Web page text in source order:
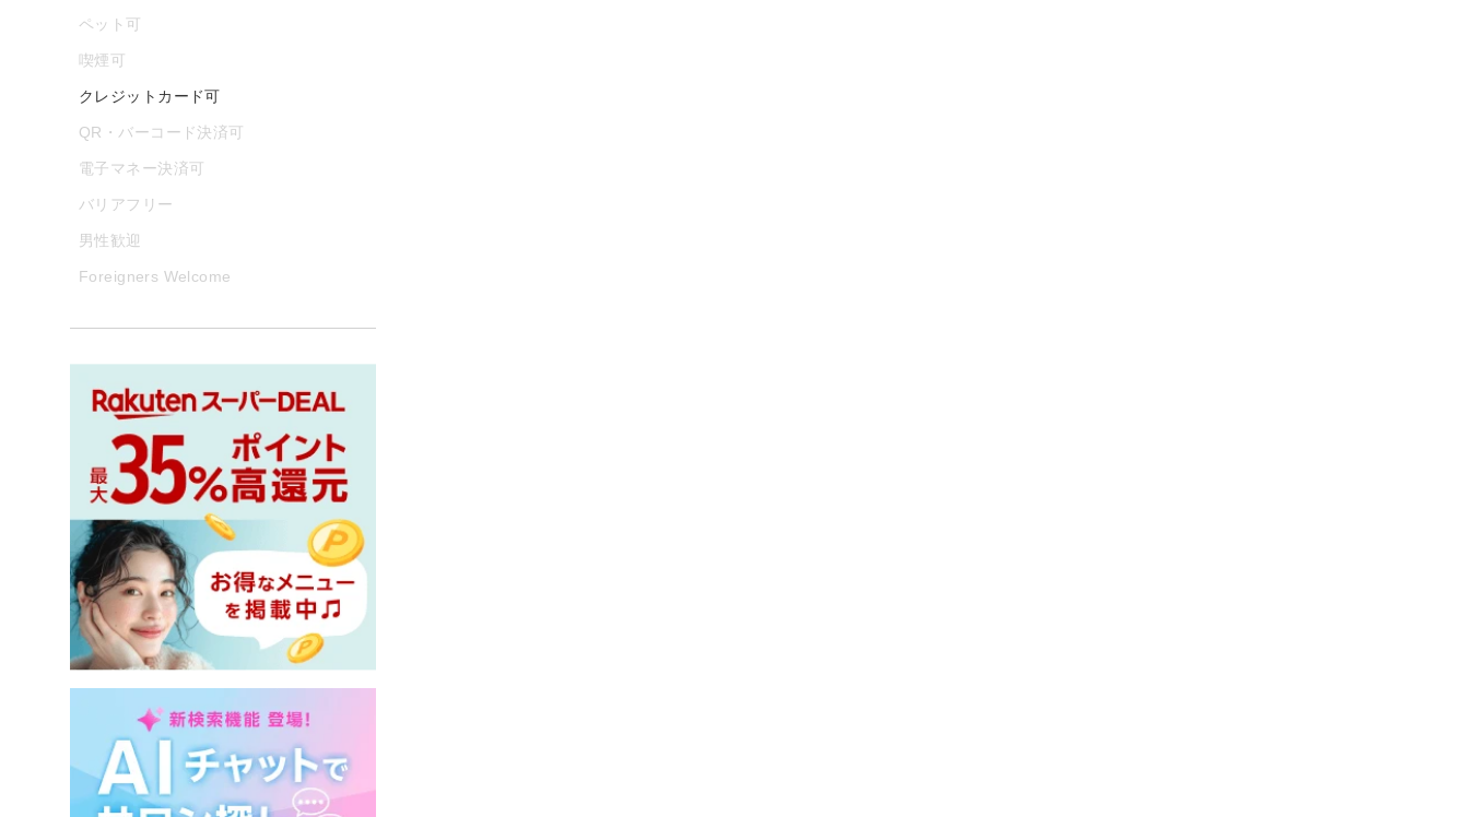
ペット可
喫煙可
クレジットカード可
QR・バーコード決済可
電子マネー決済可
バリアフリー
男性歓迎
Foreigners Welcome